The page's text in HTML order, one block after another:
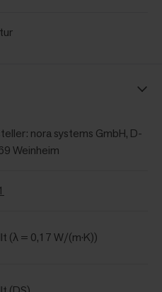
nora systems GmbH, D-
Weinheim
(λ = 0,17 W/(m·K))